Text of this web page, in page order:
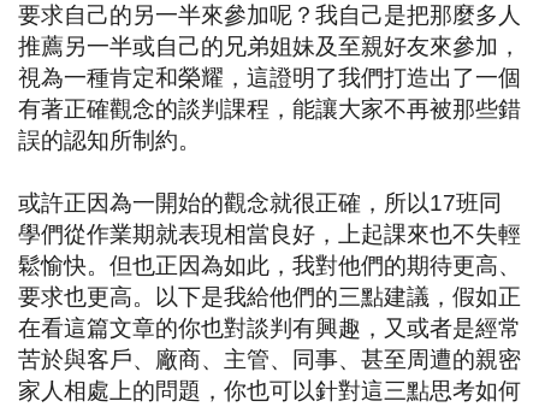
要求自己的另一半來參加呢？我自己是把那麼多人
推薦另一半或自己的兄弟姐妹及至親好友來參加，
視為一種肯定和榮耀，這證明了我們打造出了一個
有著正確觀念的談判課程，能讓大家不再被那些錯
誤的認知所制約。
或許正因為一開始的觀念就很正確，所以17班同
學們從作業期就表現相當良好，上起課來也不失輕
鬆愉快。但也正因為如此，我對他們的期待更高、
要求也更高。以下是我給他們的三點建議，假如正
在看這篇文章的你也對談判有興趣，又或者是經常
苦於與客戶、廠商、主管、同事、甚至周遭的親密
家人相處上的問題，你也可以針對這三點思考如何